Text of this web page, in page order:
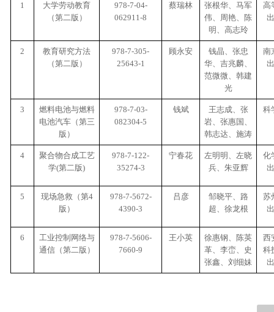
1
大学劳动教育
（第二版）
978-7-04-
062911-8
蔡瑞林
张根华、马军
伟、周艳、陈
明、高志玲
高
2
教育研究方法
（第二版）
978-7-305-
25643-1
顾永安
钱晶、张忠
华、吉兆麟、
范微微、韩建
光
南
3
燃料电池与燃料
电池汽车（第三
版）
978-7-03-
082304-5
钱斌
王志成、张
岩、张惠国、
韩志达、施涛
科
4
聚合物合成工艺
学(第二版)
978-7-122-
35274-3
宁春花
左明明、左晓
兵、朱亚辉
化
5
现场急救（第4
版）
978-7-5672-
4390-3
吕彦 邹晓平、路
超、徐龙根
苏
6
工业控制网络与
通信（第二版）
978-7-5606-
7660-9
王小英
徐惠钢、陈英
革、李峦、史
张鑫、刘细妹
西
科